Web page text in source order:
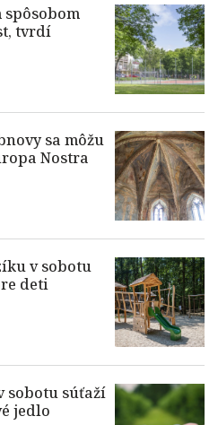
spôsobom
tvrdí
sa môžu
Nostra
v sobotu
deti
sobotu súťaží
jedlo